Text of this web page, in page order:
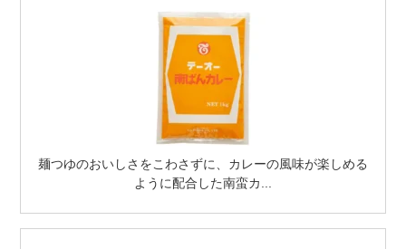
麺つゆのおいしさをこわさずに、カレーの風味が楽しめる
ように配合した南蛮カ...